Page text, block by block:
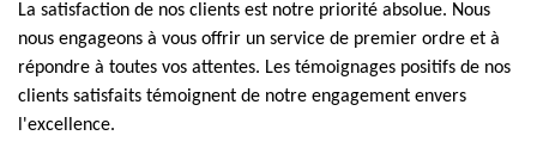
La satisfaction de nos clients est notre priorité absolue. Nous
nous engageons à vous offrir un service de premier ordre et à
répondre à toutes vos attentes. Les témoignages positifs de nos
clients satisfaits témoignent de notre engagement envers
l'excellence.